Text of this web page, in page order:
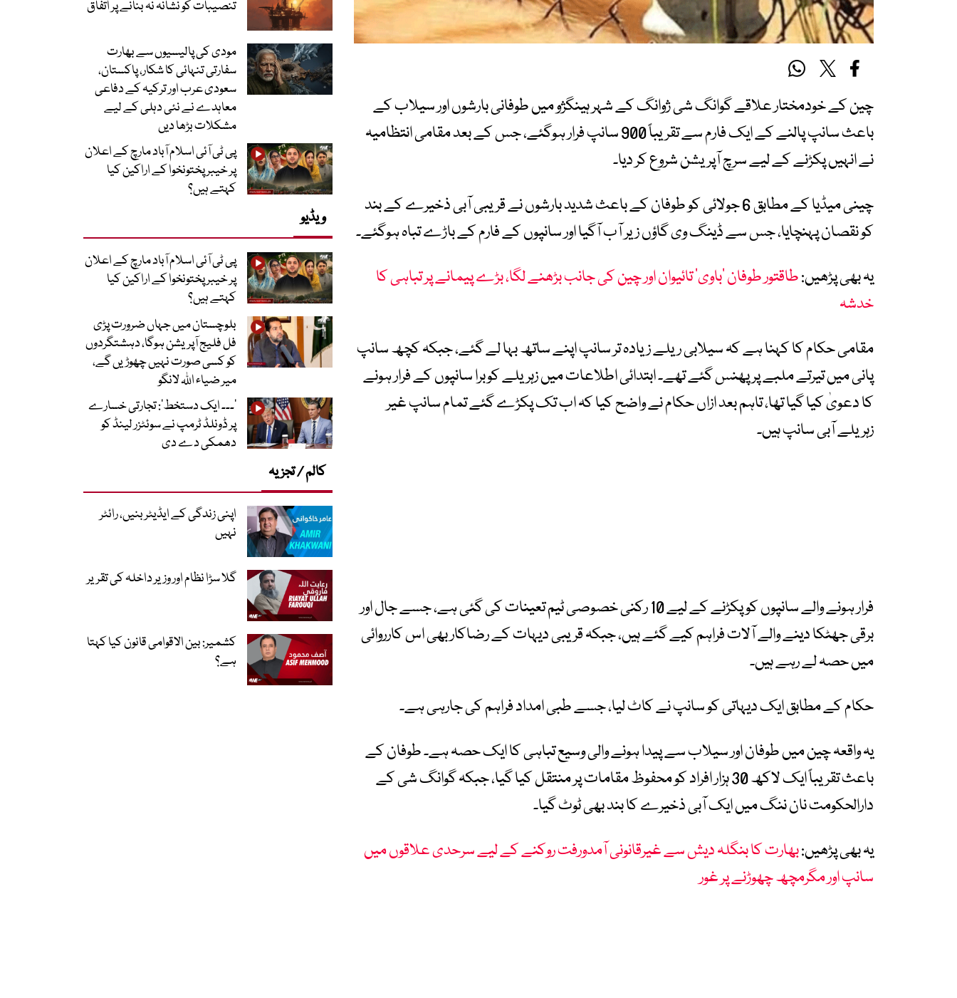
چین کے خودمختار علاقے گوانگ شی ژوانگ کے شہر ہینگژو میں طوفانی بارشوں اور سیلاب کے
باعث سانپ پالنے کے ایک فارم سے تقریباً 900 سانپ فرار ہوگئے، جس کے بعد مقامی انتظامیہ
نے انہیں پکڑنے کے لیے سرچ آپریشن شروع کر دیا۔
چینی میڈیا کے مطابق 6 جولائی کو طوفان کے باعث شدید بارشوں نے قریبی آبی ذخیرے کے بند
کو نقصان پہنچایا، جس سے ڈینگ وی گاؤں زیر آب آگیا اور سانپوں کے فارم کے باڑے تباہ ہوگئے۔
یہ بھی پڑھیں:طاقتور طوفان ’باوی‘ تائیوان اور چین کی جانب بڑھنے لگا، بڑے پیمانے پر تباہی کا
خدشہ
مقامی حکام کا کہنا ہے کہ سیلابی ریلے زیادہ تر سانپ اپنے ساتھ بہا لے گئے، جبکہ کچھ سانپ
پانی میں تیرتے ملبے پر پھنس گئے تھے۔ ابتدائی اطلاعات میں زہریلے کوبرا سانپوں کے فرار ہونے
کا دعویٰ کیا گیا تھا، تاہم بعد ازاں حکام نے واضح کیا کہ اب تک پکڑے گئے تمام سانپ غیر
زہریلے آبی سانپ ہیں۔
فرار ہونے والے سانپوں کو پکڑنے کے لیے 10 رکنی خصوصی ٹیم تعینات کی گئی ہے، جسے جال اور
برقی جھٹکا دینے والے آلات فراہم کیے گئے ہیں، جبکہ قریبی دیہات کے رضاکار بھی اس کارروائی
میں حصہ لے رہے ہیں۔
حکام کے مطابق ایک دیہاتی کو سانپ نے کاٹ لیا، جسے طبی امداد فراہم کی جارہی ہے۔
یہ واقعہ چین میں طوفان اور سیلاب سے پیدا ہونے والی وسیع تباہی کا ایک حصہ ہے۔ طوفان کے
باعث تقریباً ایک لاکھ 30 ہزار افراد کو محفوظ مقامات پر منتقل کیا گیا، جبکہ گوانگ شی کے
دارالحکومت نان ننگ میں ایک آبی ذخیرے کا بند بھی ٹوٹ گیا۔
یہ بھی پڑھیں:بھارت کا بنگلہ دیش سے غیرقانونی آمدورفت روکنے کے لیے سرحدی علاقوں میں
سانپ اور مگرمچھ چھوڑنے پر غور
تنصیبات کو نشانہ نہ بنانے پر اتفاق
مودی کی پالیسیوں سے بھارت
سفارتی تنہائی کا شکار، پاکستان،
سعودی عرب اور ترکیہ کے دفاعی
معاہدے نے نئی دہلی کے لیے
مشکلات بڑھا دیں
پی ٹی آئی اسلام آباد مارچ کے اعلان
پر خیبر پختونخوا کے اراکین کیا
کہتے ہیں؟
ویڈیو
پی ٹی آئی اسلام آباد مارچ کے اعلان
پر خیبر پختونخوا کے اراکین کیا
کہتے ہیں؟
بلوچستان میں جہاں ضرورت پڑی
فل فلیج آپریشن ہوگا، دہشتگردوں
کو کسی صورت نہیں چھوڑیں گے،
میر ضیاء اللہ لانگو
’۔۔۔ ایک دستخط‘: تجارتی خسارے
پر ڈونلڈ ٹرمپ نے سوئٹزر لینڈ کو
دھمکی دے دی
کالم / تجزیہ
اپنی زندگی کے ایڈیٹر بنیں، رائٹر
نہیں
گلا سڑا نظام اور وزیر داخلہ کی تقریر
کشمیر: بین الاقوامی قانون کیا کہتا
ہے؟